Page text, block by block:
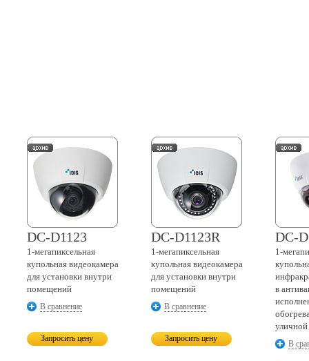
DC-D1123
1-мегапиксельная
купольная видеокамера
для установки внутри
помещений
В сравнение
Запросить цену
DC-D1123R
1-мегапиксельная
купольная видеокамера
для установки внутри
помещений
В сравнение
Запросить цену
DC-
1-
в
уличной
В